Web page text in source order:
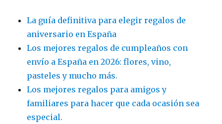
La guía definitiva para elegir regalos de
aniversario en España
Los mejores regalos de cumpleaños con
envío a España en 2026: flores, vino,
pasteles y mucho más.
Los mejores regalos para amigos y
familiares para hacer que cada ocasión sea
especial.